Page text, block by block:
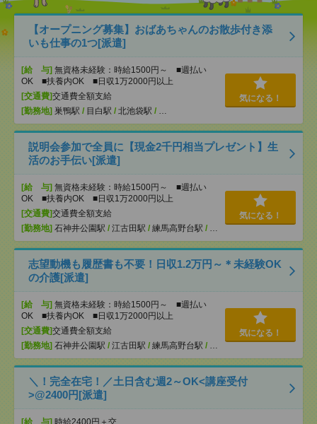
【オープニング募集】おばあちゃんのお散歩付き添
いも仕事の1つ[派遣]
[給 与] 無資格未経験：時給1500円～ ■週払い
OK ■扶養内OK ■日収1万2000円以上
[交通費]交通費全額支給
[勤務地] 巣鴨駅 / 目白駅 / 北池袋駅 / …
気になる！
説明会参加で全員に【現金2千円相当プレゼント】生
活のお手伝い[派遣]
[給 与] 無資格未経験：時給1500円～ ■週払い
OK ■扶養内OK ■日収1万2000円以上
[交通費]交通費全額支給
[勤務地] 石神井公園駅 / 江古田駅 / 練馬高野台駅 / …
気になる！
志望動機も履歴書も不要！日収1.2万円～＊未経験OK
の介護[派遣]
[給 与] 無資格未経験：時給1500円～ ■週払い
OK ■扶養内OK ■日収1万2000円以上
[交通費]交通費全額支給
[勤務地] 石神井公園駅 / 江古田駅 / 練馬高野台駅 / …
気になる！
＼！完全在宅！／土日含む週2～OK<講座受付
>@2400円[派遣]
[給 与] 時給2400円＋交